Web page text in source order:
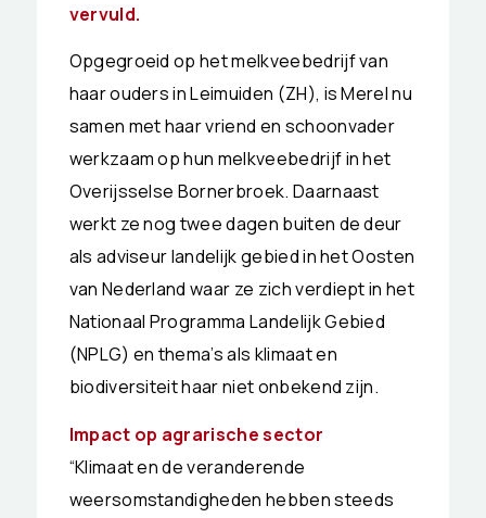
vervuld.
Opgegroeid op het melkveebedrijf van
haar ouders in Leimuiden (ZH), is Merel nu
samen met haar vriend en schoonvader
werkzaam op hun melkveebedrijf in het
Overijsselse Bornerbroek. Daarnaast
werkt ze nog twee dagen buiten de deur
als adviseur landelijk gebied in het Oosten
van Nederland waar ze zich verdiept in het
Nationaal Programma Landelijk Gebied
(NPLG) en thema’s als klimaat en
biodiversiteit haar niet onbekend zijn.
Impact op agrarische sector
“Klimaat en de veranderende
weersomstandigheden hebben steeds